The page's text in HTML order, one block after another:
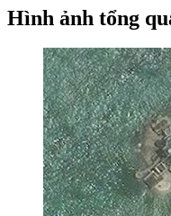
Hình ảnh tổng